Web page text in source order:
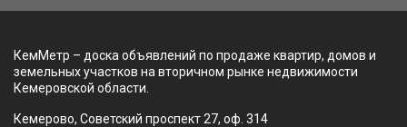
КемМетр – доска объявлений по продаже квартир, домов и
земельных участков на вторичном рынке недвижимости
Кемеровской области.
Кемерово, Советский проспект 27, оф. 314